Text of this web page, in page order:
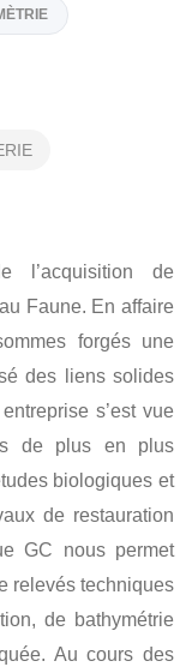
l’acquisition de
Faune. En affaire
forgés une
des liens solides
s’est vue
de plus en plus
biologiques et
de restauration
GC nous permet
relevés techniques
de bathymétrie
Au cours des